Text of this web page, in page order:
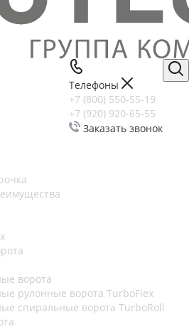
Телефоны
+7 (800) 550-55-19
+7 (920) 920-65-55
Заказать звонок
ворота
рулонные ворота TurboFlex
спиральные ворота TurboRoll